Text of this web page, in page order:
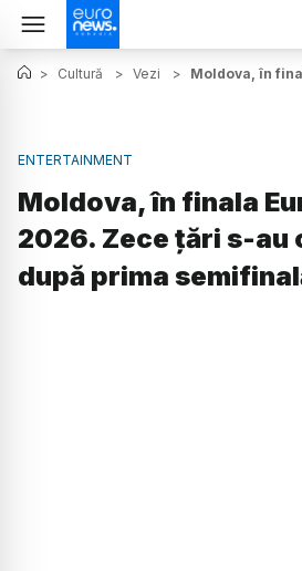
> Cultură > Vezi > Moldova, în
ENTERTAINMENT
Moldova, în finala
2026. Zece țări s-
după prima